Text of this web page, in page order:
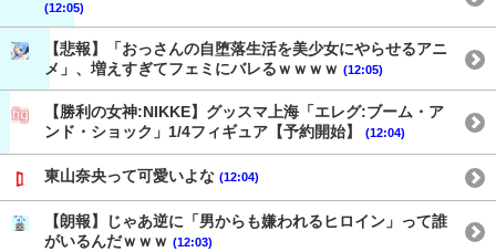
(12:05)
【悲報】「おっさんの自堕落生活を美少女にやらせるアニ
メ」、増えすぎてフェミにバレるｗｗｗｗ (12:05)
【勝利の女神:NIKKE】グッスマ上海「エレグ:ブーム・ア
ンド・ショック」1/4フィギュア【予約開始】
(12:04)
東山奈央って可愛いよな (12:04)
【朗報】じゃあ逆に「男からも嫌われるヒロイン」って誰
がいるんだｗｗｗ (12:03)